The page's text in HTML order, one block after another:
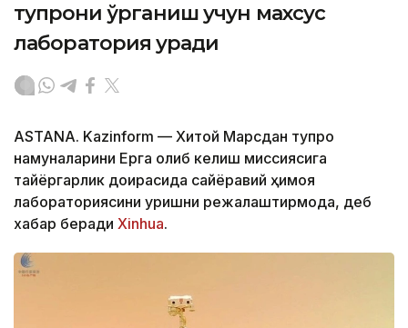
тупроқни ўрганиш учун махсус
лаборатория қуради
ASTANA. Kazinform — Хитой Марсдан тупроқ
намуналарини Ерга олиб келиш миссиясига
тайёргарлик доирасида сайёравий ҳимоя
лабораториясини қуришни режалаштирмоқда, деб
хабар беради Xinhua.